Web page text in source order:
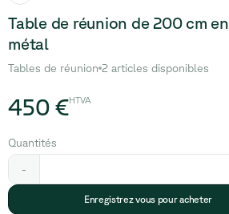
Table de réunion de 200 cm
métal
Tables de réunion 2 articles disponibles
450 €HTVA
Quantités
-
Enregistrez vous pour acheter